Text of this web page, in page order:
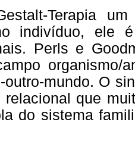
Terapia
indivíduo, ele
Perls e
organismo/
outro-mundo. O
relacional que
do sistema